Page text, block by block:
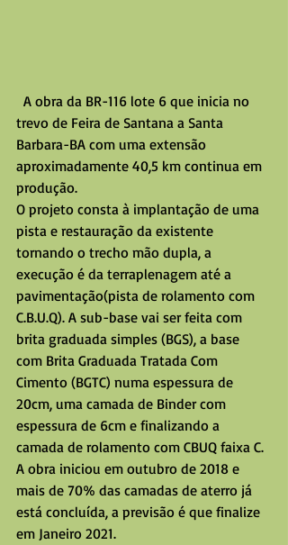
trevo de Feira de Santana a Santa
Barbara-BA com uma extensão
aproximadamente 40,5 km continua em
produção.
O projeto consta à implantação de uma
pista e restauração da existente
tornando o trecho mão dupla, a
execução é da terraplenagem até a
pavimentação(pista de rolamento com
C.B.U.Q). A sub-base vai ser feita com
brita graduada simples (BGS), a base
com Brita Graduada Tratada Com
Cimento (BGTC) numa espessura de
20cm, uma camada de Binder com
espessura de 6cm e finalizando a
camada de rolamento com CBUQ faixa C.
A obra iniciou em outubro de 2018 e
mais de 70% das camadas de aterro já
está concluída, a previsão é que finalize
em Janeiro 2021.